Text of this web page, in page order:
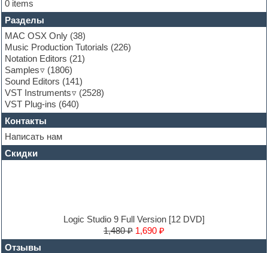
Fruityloops
Funk
Garritan
General MIDI kits
Guitar emulation
Guitar loops
Guitar processing and effects
Hands-up samples
Hardstyle
Heavy metal sample packs
Hip-hop
House music
Hypersonic
Jazz
Maschine Expansion
Massive presets
Mastering plug-ins
0 items
Разделы
MAC OSX Only (38)
Music Production Tutorials (226)
Notation Editors (21)
Samples
(1806)
Sound Editors (141)
VST Instruments
(2528)
VST Plug-ins (640)
Контакты
Написать нам
Скидки
Logic Studio 9 Full Version [12 DVD]
1,480 ₽ 1,690 ₽
Отзывы